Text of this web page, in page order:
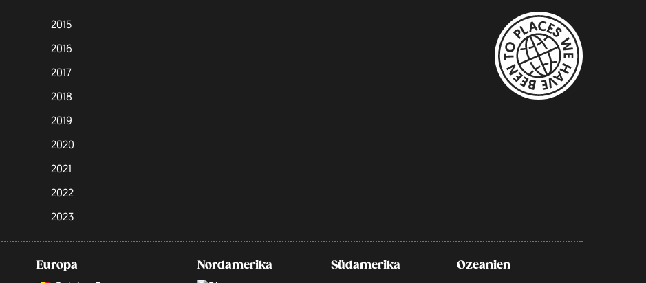
2015
2016
2017
2018
2019
2020
2021
2022
2023
Europa
Nordamerika Südamerika Ozeanien